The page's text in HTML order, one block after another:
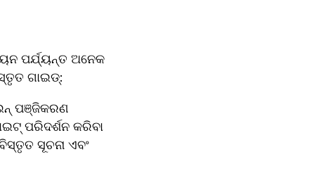
ପର୍ଯ୍ୟନ୍ତ ଅନେକ
ଗାଇଡ୍:
ପଞ୍ଜିକରଣ
ପରିଦର୍ଶନ କରିବା
ସୂଚନା ଏବଂ